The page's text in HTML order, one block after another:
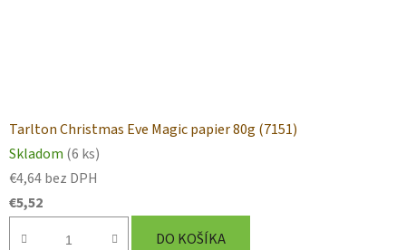
Tarlton Christmas Eve Magic papier 80g (7151)
Skladom (6 ks)
€4,64 bez DPH
€5,52
DO KOŠÍKA